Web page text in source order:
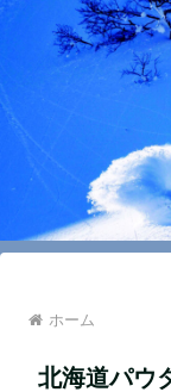
ホーム
北海道パウ